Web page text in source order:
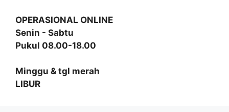
OPERASIONAL ONLINE
Senin - Sabtu
Pukul 08.00-18.00
Minggu & tgl merah
LIBUR